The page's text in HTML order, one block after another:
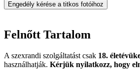
Engedély kérése a titkos fotóihoz
Felnőtt Tartalom
A szexrandi szolgáltatást csak 18.
használhatják. Kérjük nyilatkozz, hogy